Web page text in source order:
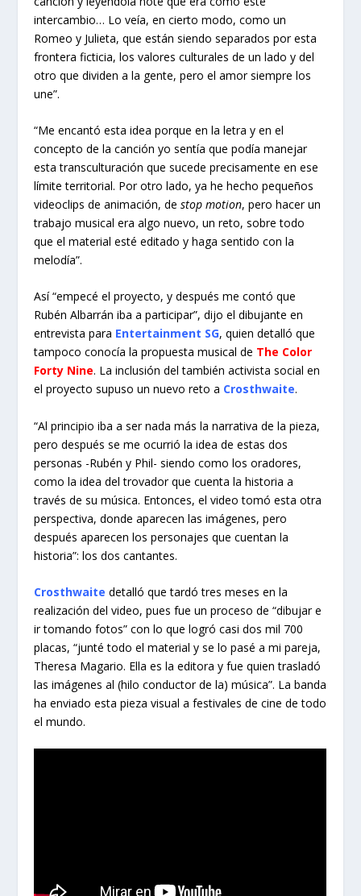
intercambio… Lo veía, en cierto modo, como un
Romeo y Julieta, que están siendo separados por esta
frontera ficticia, los valores culturales de un lado y del
otro que dividen a la gente, pero el amor siempre los
une”.
“Me encantó esta idea porque en la letra y en el
concepto de la canción yo sentía que podía manejar
esta transculturación que sucede precisamente en ese
límite territorial. Por otro lado, ya he hecho pequeños
videoclips de animación, destop motion, pero hacer un
trabajo musical era algo nuevo, un reto, sobre todo
que el material esté editado y haga sentido con la
melodía”.
Así “empecé el proyecto, y después me contó que
Rubén Albarrán iba a participar”, dijo el dibujante en
entrevista para Entertainment SG, quien detalló que
tampoco conocía la propuesta musical de The Color
Forty Nine. La inclusión del también activista social en
el proyecto supuso un nuevo reto a Crosthwaite.
“Al principio iba a ser nada más la narrativa de la pieza,
pero después se me ocurrió la idea de estas dos
personas -Rubén y Phil- siendo como los oradores,
como la idea del trovador que cuenta la historia a
través de su música. Entonces, el video tomó esta otra
perspectiva, donde aparecen las imágenes, pero
después aparecen los personajes que cuentan la
historia”: los dos cantantes.
Crosthwaite detalló que tardó tres meses en la
realización del video, pues fue un proceso de “dibujar e
ir tomando fotos” con lo que logró casi dos mil 700
placas, “junté todo el material y se lo pasé a mi pareja,
Theresa Magario. Ella es la editora y fue quien trasladó
las imágenes al (hilo conductor de la) música”. La banda
ha enviado esta pieza visual a festivales de cine de todo
el mundo.